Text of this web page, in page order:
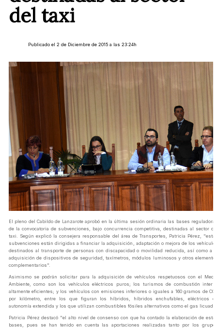
del taxi
Publicado el 2 de Diciembre de 2015 a las 23:24h
El pleno del Cabildo de Lanzarote aprobó en la última sesión ordinaria las bases
de la convocatoria de subvenciones, bajo concurrencia competitiva, destinadas al sector
taxi. Según explicó la consejera responsable del área de Transportes, Patricia Pérez,
subvenciones están dirigidas a financiar la adquisición, adaptación o mejora de los
destinados al transporte de personas con discapacidad o movilidad reducida, así como a
adquisición de dispositivos de seguridad, taxímetros, módulos luminosos y otros
complementarios".
Asimismo se podrán solicitar para la adquisición de vehículos respetuosos con el
Ambiente, como son los vehículos eléctricos puros; los turismos de combustión
altamente eficientes; y los vehículos con emisiones inferiores o iguales a 160 gramos de
por kilómetro, entre los que figuran los híbridos, híbridos enchufables, eléctricos
autonomía extendida y los que utilizan combustibles fósiles alternativos como el gas licuado.
Patricia Pérez destacó "el alto nivel de consenso con que ha contado la elaboración de
bases, pues se han tenido en cuenta las aportaciones realizadas tanto por los